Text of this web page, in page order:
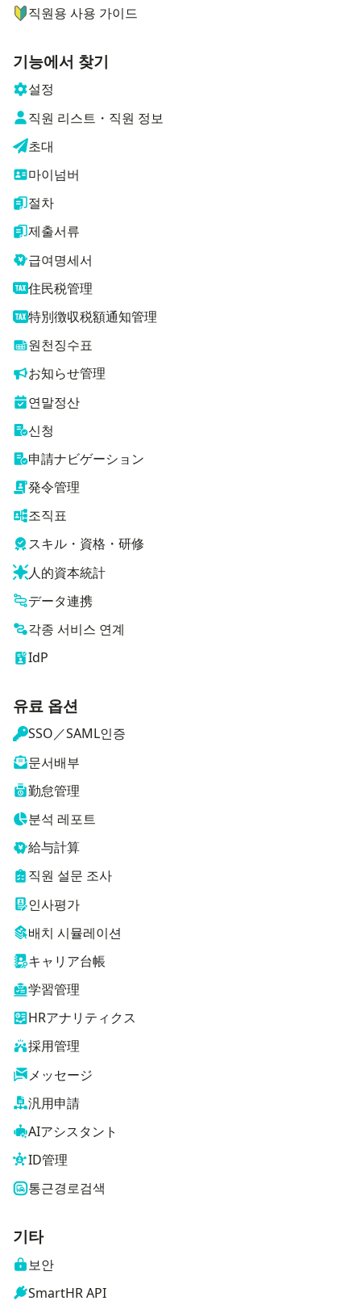
직원용 사용 가이드
기능에서 찾기
설정
직원 리스트・직원 정보
초대
마이넘버
절차
제출서류
급여명세서
住民税管理
特別徴収税額通知管理
원천징수표
お知らせ管理
연말정산
신청
申請ナビゲーション
発令管理
조직표
スキル・資格・研修
人的資本統計
データ連携
각종 서비스 연계
IdP
유료 옵션
SSO／SAML인증
문서배부
勤怠管理
분석 레포트
給与計算
직원 설문 조사
인사평가
배치 시뮬레이션
キャリア台帳
学習管理
HRアナリティクス
採用管理
メッセージ
汎用申請
AIアシスタント
ID管理
통근경로검색
기타
보안
SmartHR API